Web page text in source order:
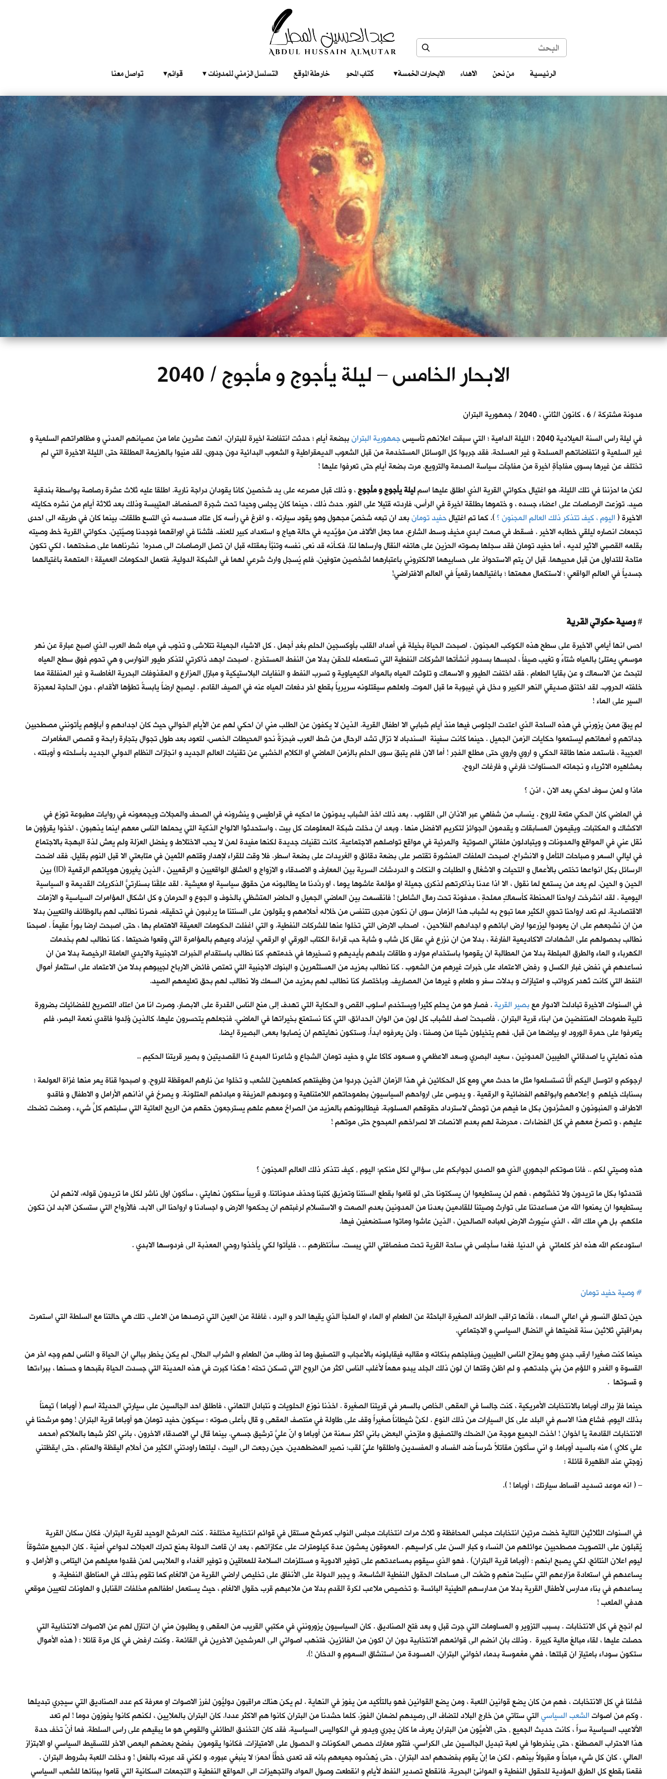
الرئيسية من نحن الاهداء الابحارات الخمسة ‎ ‎ ‎ كتاب المحو خارطة الموقع التسلسل الزمني للمدونات‎ ‎ ‎ ‎ ‎ قوائم‎ ‎ ‎ ‎ تواصل معنا
الابحار الخامس – ليلة يأجوج و مأجوج / 2040
مدونة مشتركة / 6 ، كانون الثاني ، 2040 / جمهورية البتران
في ليلة راس السنة الميلادية 2040 ؛ الليلة الدامية ؛ التي سبقت اعلانهم تأسيس
جمهورية البترانببضعة أيام ؛ حدثت انتفاضة اخيرة للبتران. انهت عشرين عاما من عصيانهم المدني و مظاهراتهم السلمية و
غير السلمية و انتفاضاتهم المسلحة و غير المسلحة. فقد جربوا كل الوسائل المستخدمة من قبل الشعوب الديمقراطية و الشعوب البدائية دون جدوى. لقد منيوا بالهزيمة المطلقة حتى الليلة الاخيرة التي لم
تختلف عن غيرها بسوى مفاجأةٍ اخيرة من مفاجآت سياسة الصدمة والترويع. مرت بضعة أيام حتى تعرفوا عليها !
لكن ما احزننا في تلك الليلة، هو اغتيال حكواتي القرية الذي اطلق عليها اسمليلة يأجوج و مأجوج، و ذلك قبل مصرعه على يد شخصين كانا يقودان دراجة نارية. اطلقا عليه ثلاث عشرة رصاصة بواسطة بندقية
صيد. توزعت الرصاصات على اعضاء جسده ، و ختموها بطلقة اخيرة في الرأس، فاردته قتيلا على الفور. حدث ذلك ، حينما كان يجلس وحيدا تحت شجرة الصفصاف المتيبسة وذلك بعد ثلاثة أيام من نشره حكايته
الاخيرة (اليوم ، كيف تتذكر ذلك العالم المجنون ؟). كما تم اغتيالحفيد تومانبعد ان تبعه شخصٌ مجهول وهو يقود سيارته ، و افرغ في رأسه كل عتاد مسدسه ذي التسع طلقات، بينما كان في طريقه الى احدى
تجمعات انصاره ليلقي خطابه الاخير . فسقط في صمت ابدي مخيف وسط الشارع. مما جعل الآلاف من مؤيِّديه في حالة هياج و استعداد كبير للعنف. فتَّشنا في اوراقهما فوجدنا وصيَّتين. حكواتي القرية خط وصيته
بقلمه القصبي الاثير لديه ، أما حفيد تومان فقد سجلها بصوته الحزين على هاتفه النقال وارسلها لنا. فكـأنه قد نعى نفسه وتنبَّأ بمقتله قبل ان تصل الرصاصات الى صدره! نشرناهما على صفحتهما ، لكي تكون
متاحة للتداول من قبل محبيهما. قبل ان يتم الاستحواذ على حسابيهما الالكتروني باعتبارهما لشخصين متوفين. فلم يُسجل وارث شرعي لهما في الشبكة الدولية. فتعمل الحكومات العميقة ؛ المتهمة باغتيالهما
جسدياً في العالم الواقعي ؛ لاستكمال مهمتها ؛ باغتيالهما رقمياً في العالم الافتراضي!
#وصية حكواتي القرية
احس انها أيامي الاخيرة على سطح هذه الكوكب المجنون . اصبحت الحياة بخيلة في أمداد القلب بأوكسجين الحلم بغدٍ أجمل . كل الاشياء الجميلة تتلاشى و تذوب في مياه شط العرب الذي اصبح عبارة عن نهر
موسمي يمتلئ بالمياه شتاءً و تغيب صيفاً ، لحبسها بسدودٍ أنشأتها الشركات النفطية التي تستعمله للحقن بدلا من النفط المستخرج . اصبحت اجهد ذاكرتي لتذكر طيور النوارس و هي تحوم فوق سطح المياه
لتبحث عن الاسماك و عن بقايا الطعام . فقد اختفت الطيور و الاسماك و تلوثت المياه بالمواد الكيمياوية و تسرب النفط و النفايات البلاستيكية و مبازل المزارع و المقذوفات البحرية الغاطسة و غير المنفلقة مما
خلفته الحروب. لقد اختنق صديقي النهر الكبير و دخل في غيبوبة ما قبل الموت. ولعلهم سيقتلونه سريرياً بقطع اخر دفعات المياه عنه في الصيف القادم . ليصبح ارضاً يابسةً تطؤها الأقدام ، دون الحاجة لمعجزة
السير على الماء !
لم يبقَ ممن يزورني في هذه الساحة الذي اعتدت الجلوس فيها منذ أيام شبابي الا اطفال القرية. الذين لا يكفون عن الطلب مني ان احكي لهم عن الأيام الخوالي حيث كان اجدادهم و آباؤهم يأتونني مصطحبين
جداتهم و أمهاتهم ليستمعوا حكايات الزمن الجميل . حينما كانت سفينة السندباد لا تزال تشد الرحال من شط العرب مُبحِرَةً نحو المحيطات الخمس. لتعود بعد طول تجوال بتجارة رابحة و قصص المغامرات
العجيبة ، فاستمد منها طاقة الحكي و اروي واروي حتى مطلع الفجر ! أما الان فلم يتبقَ سوى الحلم بالزمن الماضي او الكلام الخشبي عن تقنيات العالم الجديد و انجازات النظام الدولي الجديد بأسلحته و أوبئته ،
بمشاهيره الاثرياء و نجماته الحسناوات؛ فارغي و فارغات الروح.
ماذا و لمن سوف احكي بعد الان ، اذن ؟
في الماضي كان الحكي متعة للروح . ينساب من شفاهي عبر الاذان الى القلوب . بعد ذلك اخذ الشباب يدونون ما احكيه في قراطيس و ينشرونه في الصحف والمجلات ويجمعونه في روايات مطبوعة توزع في
الاكشاك و المكتبات. ويقيمون المسابقات و يقدمون الجوائز لتكريم الافضل منها . وبعد ان دخلت شبكة المعلومات كل بيت ، واستحدثوا الالواح الذكية التي يحملها الناس معهم اينما يذهبون ، اخذوا يقرؤون ما
نُقل عني في المواقع والمدونات و ويتبادلون ملفاتي الصوتية والمرئية في مواقع تواصلهم الاجتماعية. كانت تقنيات جديدة لكنها مفيدة لمن لا يحب الاختلاط و يفضل العزلة ولم يعش لذة البهجة بالاجتماع
في ليالي السمر و صباحات التأمل و الانشراح. اصبحت الملفات المنشورة تقتصر على بضعة دقائق و الغريدات على بضعة اسطر. فلا وقت للقراء لإهدار وقتهم الثمين في متابعتي الا قبل النوم بقليل. فقد اضحت
الرسائل بكل انواعها تختص بالأعمال و التحيات و الاشغال و الطلبات و النكات و الدردشات السرية بين المعارف و الاصدقاء و الازواج و العشاق الواقعيين و الرقميين ، الذين يغيرون هوياتهم الرقمية (ID) بين
الحين و الحين. لم يعد من يستمع لما نقول ، الا اذا عدنا بذاكرتهم لذكرى جميلة او مؤلمة عاشوها يوما ، او ردّدنا ما يطالبونه من حقوق سياسية او معيشية . لقد عَلِقَنا بسنارتيًّ الذكريات القديمة و السياسية
اليومية . لقد انشرخت ارواحنا المحنطة كأسماكٍ مملحةٍ ، مدفونة تحت رمال الشاطئ ! فانقسمت بين الماضي الجميل و الحاضر المتشظي بالخوف و الجوع و الحرمان و كل اشكال المؤامرات السياسية و الازمات
الاقتصادية. لم تعد ارواحنا تحوي الكثير مما تبوح به لشباب هذا الزمان سوى ان نكون مجرى تتنفس من خلاله أحلامهم و يقولون على السنتنا ما يرغبون في تحقيقه. فصرنا نطالب لهم بالوظائف والتعيين بدلا
من ان نشجعهم على ان يعودوا ليزرعوا ارض ابائهم و اجدادهم الفلاحين ، اصحاب الارض التي تخلوا عنها للشركات النفطية. و التي اغفلت الحكومات العميقة الاهتمام بها ، حتى اصبحت ارضا بوراً عقيماً . اصبحنا
نطالب بحصولهم على الشهادات الاكاديمية الفارغة ، بدلا من ان نزرع في عقل كل شاب و شابة حب قراءة الكتاب الورقي او الرقمي، ليزداد وعيهم بالمؤامرة التي وقعوا ضحيتها . كنا نطالب لهم بخدمات
الكهرباء و الماء والطرق المبلطة بدلا من المطالبة ان يقوموا باستخدام موارد و طاقات بلدهم بأيديهم و تسخيرها في خدمتهم. كنا نطالب باستقدام الخبرات الاجنبية والايدي العاملة الرخيصة بدلا من ان
نساعدهم في نفض غبار الكسل و رفض الاعتماد على خبرات غيرهم من الشعوب . كنا نطالب بمزيد من المستثمرين و البنوك الاجنبية التي تمتص فائض الارباح لجيبوهم بدلا من الاعتماد على استثمار أموال
النفط التي كانت تُهدر كرواتب و امتيازات و بدلات سفر و طعام و غيرها من المصاريف. وباختصار كنا نطالب لهم بمزيد من السمك ولا نطالب لهم بحق تعليمهم الصيد.
في السنوات الاخيرة تبادلتُ الادوار معبصير القرية. فصار هو من يحلم كثيرا ويستخدم اسلوب القص و الحكاية التي تهدف إلى منح الناس القدرة على الابصار. وصرت انا من اعتاد التصريح للفضائيات بضرورة
تلبية طموحات المنتفضين من ابناء قرية البتران . فأصبحتُ اصف للشباب كل لون من الوان الحدائق، التي كنا نستمتع بخيراتها في الماضي. فنجعلهم يتحسرون عليها، كالذين وُلِدوا فاقدي نعمة البصر، فلم
يتعرفوا على حمرة الورود او بياضها من قبل. فهم يتخيلون شيئا من وصفنا ، ولن يعرفوه ابداً. وستكون نهايتهم ان يُصابوا بعمى البصيرة ايضا.
هذه نهايتي يا اصدقائي الطيبين المدونين ، سعيد البصري وسعد الاعظمي و مسعود كاكا علي و حفيد تومان الشجاع و شاعرنا المبدع ذا القصديتين و بصير قريتنا الحكيم ..
ارجوكم و اتوسل اليكم ألّا تستسلموا مثل ما حدث معي ومع كل الحكائين في هذا الزمان الذين جُرِدوا من وظيفتهم كملهمينَ للشعب و تخلوا عن نارهم الموقظة للروح. و اصبحوا قناة يمر منها غزاة العولمة ؛
بسنابك خيلهم و إعلامهم وابواقهم الفضائية و الرقمية . و يدوس على ارواحهم السياسيون بطموحاتهم اللامتناهية و وعودهم المزيفة و مبادئهم المتلونة. و يصرخ في اذانهم الأرامل و الاطفال و فاقدو
الاطراف و المنبوذون و المشرَّدون بكل ما فيهم من توحش لاسترداد حقوقهم المسلوبة. فيطالبونهم بالمزيد من الصراخ معهم علهم يسترجعون حقهم من الريح العاتية التي سلبتهم كلَّ شيء ، ومضت تضحك
عليهم ، و تصرخ معهم في كل الفضاءات ، محرضة لهم بعدم الانصات الا لصراخهم المبحوح حتى موتهم !
هذه وصيتي لكم .. فانا صوتكم الجهوري الذي هو الصدى لجوابكم على سؤالي لكلٍ منكم: اليوم , كيف تتذكر ذلك العالم المجنون ؟
فتحدثوا بكل ما تريدون ولا تخشَوهم ، فهم لن يستطيعوا ان يسكتونا حتى لو قاموا بقطع السنتنا وتمزيق كتبنا وحذف مدوناتنا. و قريباً ستكون نهايتي ، سأكون اول ناشر لكل ما تريدون قوله، لانهم لن
يستطيعوا ان يمنعوا الله من مساعدتنا على توارث وصيتنا للقادمين بعدنا من المدونين بعدم الصمت و الاستسلام لرغبتهم ان يحكموا الارض و اجسادنا و ارواحنا الى الابد. فالأرواح التي ستسكن الابد لن تكون
ملكهم. بل هي ملك الله ، الذي سُيورث الارض لعباده الصالحين ، الذين عاشوا وماتوا مستضعفين فيها.
استودعكم الله هذه اخر كلماتي في الدنيا. فغدا سأجلس في ساحة القرية تحت صفصافتي التي يبست. سأنتظرهم .. ، فليأتوا لكي يأخذوا روحي المعذبة الى فردوسها الابدي .
#وصية حفيد تومان
حين تحلق النسور في اعالي السماء ، فأنها تراقب الطرائد الصغيرة الباحثة عن الطعام او الماء او الملجأ الذي يقيها الحر و البرد ، غافلة عن العين التي ترصدها من الاعلى. تلك هي حالتنا مع السلطة التي استمرت
بمراقبتي ثلاثين سنة قضيتها في النضال السياسي و الاجتماعي.
حينما كنت صغيرا ارقب جدي وهو يمازح الناس الطيبين ويفاجئهم بنكاته و مقالبه فيقابلونه بالأعجاب و التصفيق وما لذ وطاب من الطعام و الشراب الحلال. لم يكن يخطر ببالي ان الحياة و الناس لهم وجه اخر من
القسوة و الغدر و اللؤم من بني جلدتهم. و لم اظن وقتها ان لون ذلك الجلد يبدو مهماً لأغلب الناس اكثر من الروح التي تسكن تحته ! هكذا كبرت في هذه المدينة التي جسدت الحياة بقبحها و حسنها ، ببراءتها
و قسوتها .
حينما فاز براك أوباما بالانتخابات الأمريكية ، كنت جالسا في المقهى الخاص بالسمر في قريتنا الصغيرة . اخذنا نوزع الحلويات و نتبادل التهاني ، فاطلق احد الجالسين على سيارتي الحديثة اسم ( أوباما ) تيمناً
بذلك اليوم. فشاع هذا الاسم في البلد على كل السيارات من ذلك النوع . لكنَّ شيطاناً صغيراً وقف على طاولة في منتصف المقهى و قال بأعلى صوته : سيكون حفيد تومان هو أوباما قرية البتران ! وهو مرشحنا في
الانتخابات القادمة يا اخوان ! اخذت الجميع موجة من الضحك والتصفيق و مازحني البعض باني اكثر سمنة من أوباما و انّ عليَّ ترشيق جسمي. بينما قال لي الاصدقاء الاخرون ، باني اكثر شبها بالملاكم (محمد
علي كلاي ) منه بالسيد أوباما. و اني سأكون مقاتلاً شرساً ضد الفساد و المفسدين واطلقوا عليّ لقب: نصير المضطهدين. حين رجعت الى البيت ، ليلتها راودتني الكثير من أحلام اليقظة والمنام ، حتى ايقظتني
زوجتي عند الظهيرة قائلة :
– ( انه موعد تسديد اقساط سيارتك ؛ أوباما ! ).
في السنوات الثلاثين التالية خضت مرتين انتخابات مجلس المحافظة و ثلاث مرات انتخابات مجلس النواب كمرشح مستقل في قوائم انتخابية مختلفة . كنت المرشح الوحيد لقرية البتران. فكان سكان القرية
يُقبلون على التصويت مصطحبين عوائلهم من النساء و كبار السن على كراسيهم . المعوقون يمشون عدة كيلومترات على عكازاتهم ، بعد ان قامت الدولة بمنع تحرك العجلات لدواعي أمنية . كان الجميع متشوقاً
ليوم اعلان النتائج، لكي يصبح ابنهم : (أوباما قرية البتران) . فهو الذي سيقوم بمساعدتهم على توفير الادوية و مستلزمات السلامة للمعاقين و توفير الغداء و الملابس لمن فقدوا معيلهم من اليتامى و الأرامل. و
يساعدهم في استعادة مزارعهم التي سُلِبتْ منهم و ضُمَّت الى مساحات الحقول النفطية الشاسعة. و يجبر الدولة على الأنفاق على تخليص اراضي القرية من الالغام كما تقوم بذلك في المناطق النفطية. و
يساعدهم في بناء مدارس لأطفال القرية بدلا من مدارسهم الطينية البائسة .و تخصيص ملاعب لكرة القدم بدلا من ملاعبهم قرب حقول الالغام ، حيث يستعمل اطفالهم مخلفات القنابل و الهاونات لتعيين موقعي
هدفي الملعب !
لم انجح في كل الانتخابات . بسبب التزوير و المساومات التي جرت قبل و بعد فتح الصناديق . كان السياسيون يزورونني في مكتبي القريب من المقهى و يطلبون مني ان اتنازل لهم عن الاصوات الانتخابية التي
حصلت عليها ، لقاء مبالغ مالية كبيرة . وذلك بان انضم الى قوائمهم الانتخابية دون ان اكون من الفائزين. فتذهب اصواتي الى المرشحين الاخرين في القائمة . وكنت ارفض في كل مرة قائلا : ( هذه الأموال
ستكون سوداء بامتياز ان قبلتها ، فهي مغموسة بدماء اخواني البتران، المسودة من استنشاق السموم و الدخان !).
فشلنا في كل الانتخابات ، فهم من كان يضع قوانين اللعبة ، ومن يضع القوانين فهو بالتأكيد من يفوز في النهاية . لم يكن هناك مراقبون دوليُّون لفرز الاصوات او معرفة كم عدد الصناديق التي سيجري تبديلها
. وكم من اصواتالشعب السياسيالتي ستاتي من خارج البلاد لتضاف الى رصيدهم لضمان الفوز. كلما حشدنا من البتران كانوا هم الاكثر عددا. كان البتران بالملايين ، لكنهم كانوا يفوزون دوما ! لم تعد
الألاعيب السياسية سراً ، كانت حديث الجميع , حتى الأميُّون من البتران يعرف ما كان يجري ويدور في الكواليس السياسية. فقد كان التخندق الطائفي والقومي هو ما يبقيهم على راس السلطة. فما أنْ تخف حدة
هذا الاحتراب المصطنع ، حتى ينخرطوا في لعبة تبديل الجالسين على الكراسي. فتثور معارك حصص المكونات و الحصول على الامتيازات. فكانوا يقومون بفضح بعضهم البعص الاخر للتسقيط السياسي او الابتزاز
المالي . كان كل شيء مباحاً و مقبولاً بينهم ، لكن ما إنْ يقوم بفضحهم احد البتران ، حتى يُهدِّدوه جميعهم بانه قد تعدى خطًّاً احمرَ؛ لا ينبغي عبوره. و لكني قد عبرته بالفعل ! و دخلت اللعبة بشروط البتران .
فقمنا بقطع كل الطرق المؤدية للحقول النفطية و الموانئ البحرية. فانقطع تصدير النفط لأيام و انقطعت وصول المواد والتجهيزات الى المواقع النفطية و التجمعات السكانية التي قاموا ببنائها للشعب السياسي